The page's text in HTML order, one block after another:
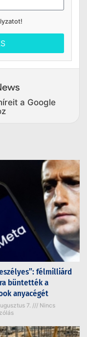
!
a Google
félmilliárd
büntették a
anyacégét
7.
Nincs